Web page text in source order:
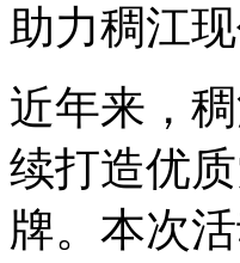
助力稠江
近年来，
续打造优
牌。本次